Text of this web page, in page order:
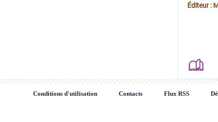
Éditeur :
Conditions d'utilisation Contacts Flux RSS